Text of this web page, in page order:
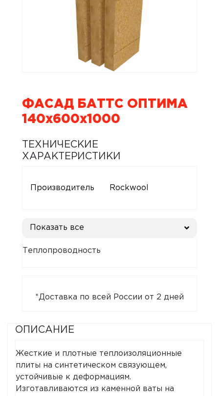
ФАСАД БАТТС ОПТИМА
140x600x1000
ТЕХНИЧЕСКИЕ
ХАРАКТЕРИСТИКИ
Производитель Rockwool
Показать все
Теплопроводность
*Доставка по всей России от 2 дней
ОПИСАНИЕ
Жесткие и плотные теплоизоляционные
плиты на синтетическом связующем,
устойчивые к деформациям.
Изготавливаются из каменной ваты на